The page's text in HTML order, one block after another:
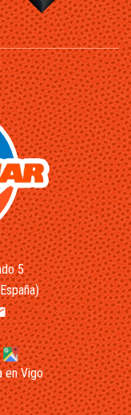
5
en Vigo